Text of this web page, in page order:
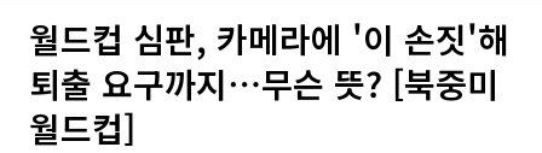
월드컵 심판, 카메라에 '이 손짓'해
퇴출 요구까지⋯무슨 뜻? [북중미
월드컵]